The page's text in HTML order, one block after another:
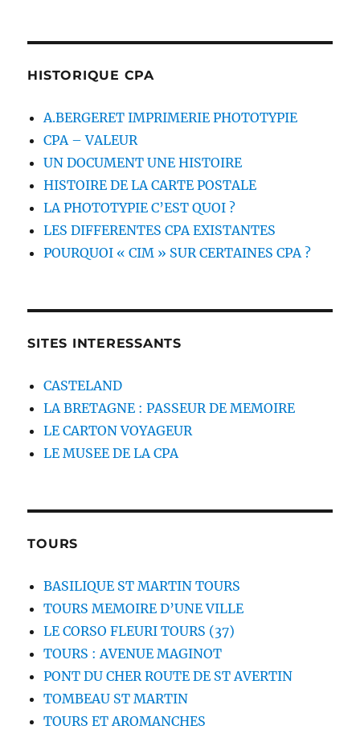
HISTORIQUE CPA
A.BERGERET IMPRIMERIE PHOTOTYPIE
CPA – VALEUR
UN DOCUMENT UNE HISTOIRE
HISTOIRE DE LA CARTE POSTALE
LA PHOTOTYPIE C’EST QUOI ?
LES DIFFERENTES CPA EXISTANTES
POURQUOI « CIM » SUR CERTAINES CPA ?
SITES INTERESSANTS
CASTELAND
LA BRETAGNE : PASSEUR DE MEMOIRE
LE CARTON VOYAGEUR
LE MUSEE DE LA CPA
TOURS
BASILIQUE ST MARTIN TOURS
TOURS MEMOIRE D’UNE VILLE
LE CORSO FLEURI TOURS (37)
TOURS : AVENUE MAGINOT
PONT DU CHER ROUTE DE ST AVERTIN
TOMBEAU ST MARTIN
TOURS ET AROMANCHES